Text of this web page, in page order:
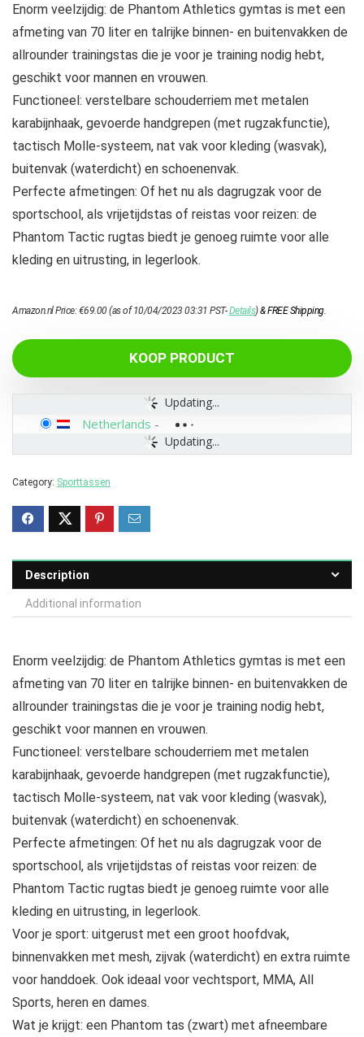
Enorm veelzijdig: de Phantom Athletics gymtas is met een
afmeting van 70 liter en talrijke binnen- en buitenvakken de
allrounder trainingstas die je voor je training nodig hebt,
geschikt voor mannen en vrouwen.
Functioneel: verstelbare schouderriem met metalen
karabijnhaak, gevoerde handgrepen (met rugzakfunctie),
tactisch Molle-systeem, nat vak voor kleding (wasvak),
buitenvak (waterdicht) en schoenenvak.
Perfecte afmetingen: Of het nu als dagrugzak voor de
sportschool, als vrijetijdstas of reistas voor reizen: de
Phantom Tactic rugtas biedt je genoeg ruimte voor alle
kleding en uitrusting, in legerlook.
Amazon.nl Price:€69.00(as of 10/04/2023 03:31 PST-Details)&FREE Shipping.
KOOP PRODUCT
Updating...
Updating...
Netherlands -
Category: Sporttassen
Description
Additional information
Enorm veelzijdig: de Phantom Athletics gymtas is met een
afmeting van 70 liter en talrijke binnen- en buitenvakken de
allrounder trainingstas die je voor je training nodig hebt,
geschikt voor mannen en vrouwen.
Functioneel: verstelbare schouderriem met metalen
karabijnhaak, gevoerde handgrepen (met rugzakfunctie),
tactisch Molle-systeem, nat vak voor kleding (wasvak),
buitenvak (waterdicht) en schoenenvak.
Perfecte afmetingen: Of het nu als dagrugzak voor de
sportschool, als vrijetijdstas of reistas voor reizen: de
Phantom Tactic rugtas biedt je genoeg ruimte voor alle
kleding en uitrusting, in legerlook.
Voor je sport: uitgerust met een groot hoofdvak,
binnenvakken met mesh, zijvak (waterdicht) en extra ruimte
voor handdoek. Ook ideaal voor vechtsport, MMA, All
Sports, heren en dames.
Wat je krijgt: een Phantom tas (zwart) met afneembare